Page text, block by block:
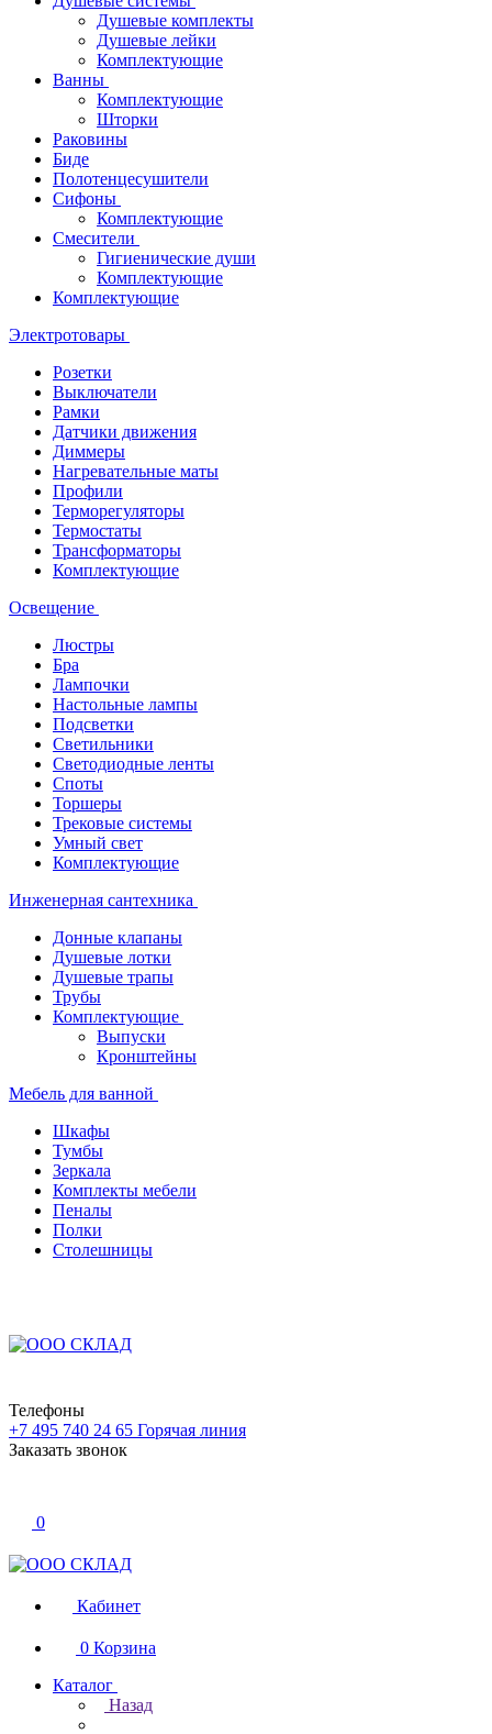
Душевые комплекты
Душевые лейки
Комплектующие
Ванны
Комплектующие
Шторки
Раковины
Биде
Полотенцесушители
Сифоны
Комплектующие
Смесители
Гигиенические души
Комплектующие
Комплектующие
Электротовары
Розетки
Выключатели
Рамки
Датчики движения
Диммеры
Нагревательные маты
Профили
Терморегуляторы
Термостаты
Трансформаторы
Комплектующие
Освещение
Люстры
Бра
Лампочки
Настольные лампы
Подсветки
Светильники
Светодиодные ленты
Споты
Торшеры
Трековые системы
Умный свет
Комплектующие
Инженерная сантехника
Донные клапаны
Душевые лотки
Душевые трапы
Трубы
Комплектующие
Выпуски
Кронштейны
Мебель для ванной
Шкафы
Тумбы
Зеркала
Комплекты мебели
Пеналы
Полки
Столешницы
Телефоны
+7 495 740 24 65 Горячая линия
Заказать звонок
0
Кабинет
0 Корзина
Каталог
Назад